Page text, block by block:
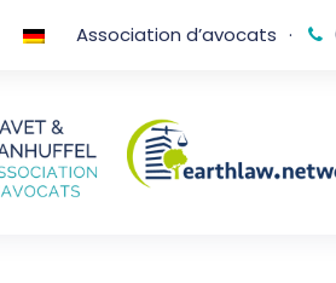
Association d’avocats ·